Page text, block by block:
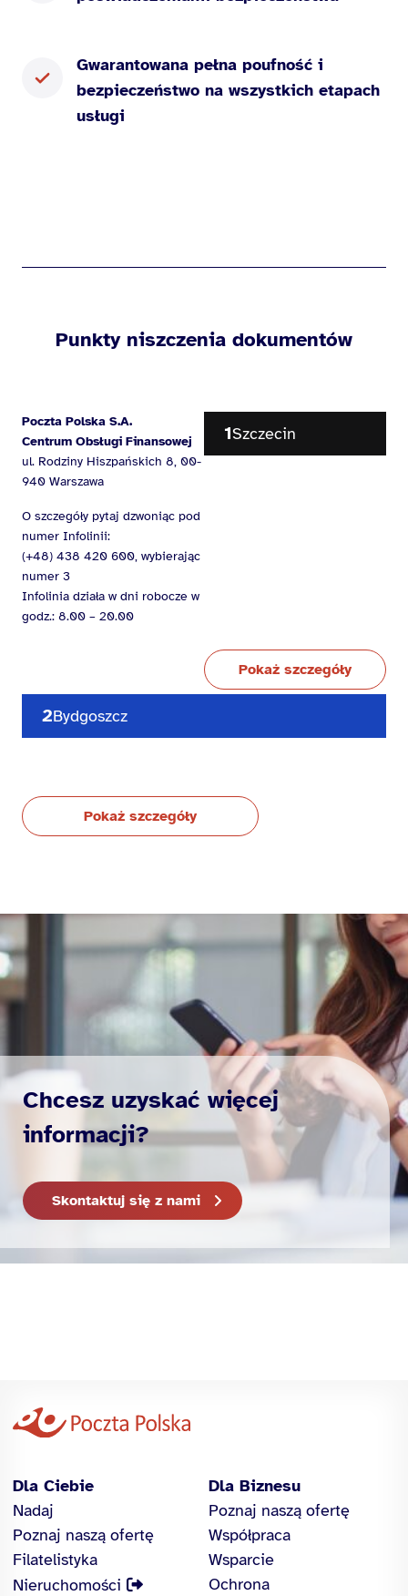
Gwarantowana pełna poufność i
bezpieczeństwo na wszystkich etapach
usługi
Punkty niszczenia dokumentów
Poczta Polska S.A.
Centrum Obsługi Finansowej
ul. Rodziny Hiszpańskich 8, 00-
940 Warszawa
O szczegóły pytaj dzwoniąc pod
numer Infolinii:
(+48) 438 420 600, wybierając
numer 3
Infolinia działa w dni robocze w
godz.: 8.00 – 20.00
1Szczecin
Pokaż szczegóły
2Bydgoszcz
Pokaż szczegóły
Chcesz uzyskać więcej
informacji?
Skontaktuj się z nami
Dla Ciebie
Nadaj
Poznaj naszą ofertę
Filatelistyka
Nieruchomości
Dla Biznesu
Poznaj naszą ofertę
Współpraca
Wsparcie
Ochrona